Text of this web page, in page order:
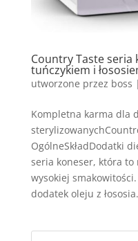
Country Taste seria
tuńczykiem i
utworzone przez boss |
Kompletna karma dla
OgólneSkładDodatki
seria koneser, która
wysokiej
dodatek oleju z